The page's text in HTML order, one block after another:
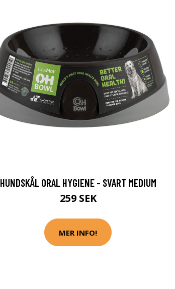
HUNDSKÅL ORAL HYGIENE - SVART MEDIUM
259 SEK
MER INFO!